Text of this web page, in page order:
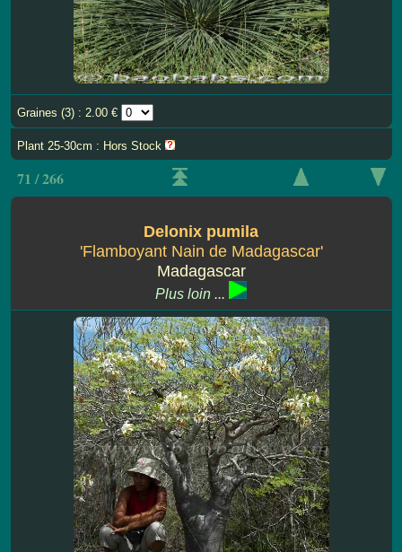
Graines (3) : 2.00 €
Plant 25-30cm : Hors Stock
71 / 266
Delonix pumila
'Flamboyant Nain de Madagascar'
Madagascar
Plus loin ...